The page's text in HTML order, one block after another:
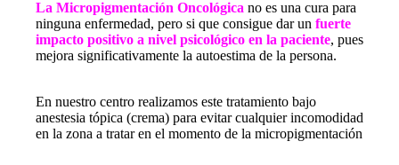
La Micropigmentación Oncológica no es una cura para
ninguna enfermedad, pero si que consigue dar un fuerte
impacto positivo a nivel psicológico en la paciente, pues
mejora significativamente la autoestima de la persona.
En nuestro centro realizamos este tratamiento bajo
anestesia tópica (crema) para evitar cualquier incomodidad
en la zona a tratar en el momento de la micropigmentación